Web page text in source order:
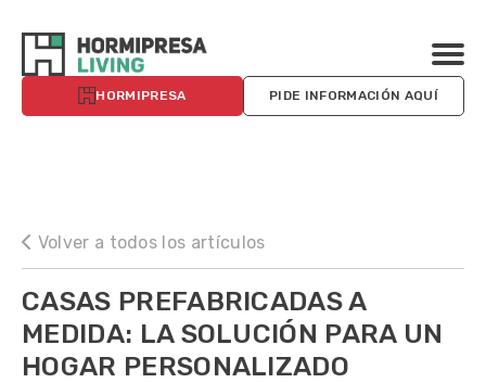
HORMIPRESA PIDE INFORMACIÓN AQUÍ
Volver a todos los artículos
CASAS PREFABRICADAS A
MEDIDA: LA SOLUCIÓN PARA UN
HOGAR PERSONALIZADO